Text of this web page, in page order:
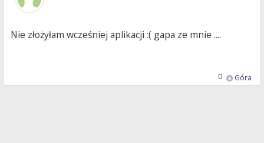
Nie złożyłam wcześniej aplikacji :( gapa ze mnie ....
Góra
0